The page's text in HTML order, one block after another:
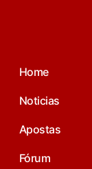
Home
Noticias
Apostas
Fórum